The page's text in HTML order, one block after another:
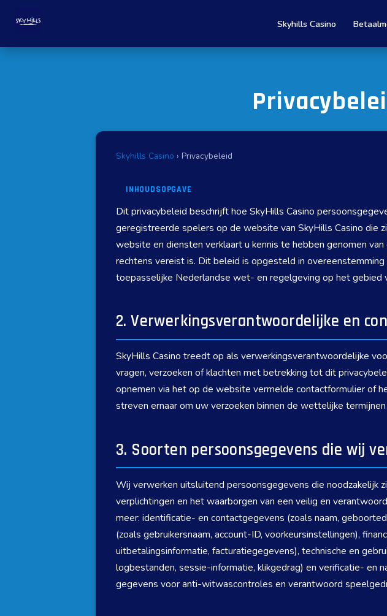
Skyhills Casino
Skyhills Casino › Privacybeleid
INHOUDSOPGAVE
Dit privacybeleid beschrijft hoe SkyHills Casino
geregistreerde spelers op de website van SkyHills Casino die
website en diensten verklaart u kennis te hebben genomen
rechtens vereist is. Dit beleid is opgesteld in
toepasselijke Nederlandse wet- en regelgeving op het gebied
2. Verwerkingsverantwoordelijke en
SkyHills Casino treedt op als verwerkingsverantwoordelijke
vragen, verzoeken of klachten met betrekking tot dit
opnemen via het op de website vermelde contactformulier of
streven ernaar om uw verzoeken binnen de wettelijke
3. Soorten persoonsgegevens die wij
Wij verwerken uitsluitend persoonsgegevens die noodzakelijk
verplichtingen en het waarborgen van een veilig en
meer: identificatie- en contactgegevens (zoals naam,
(zoals gebruikersnaam, account-ID, voorkeursinstellingen),
uitbetalingsinformatie, facturatiegegevens), technische en
logbestanden, sessie-informatie, klikgedrag) en verificatie- en
gegevens voor anti-witwascontroles en verantwoord